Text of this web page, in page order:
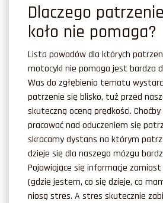
Dlaczego
koło nie pomaga?
Lista powodów dla których
motocykl nie pomaga jest bardzo
Was do zgłębienia tematu
patrzenie się blisko, tuż przed
skuteczną oceną prędkości.
pracować nad oduczeniem się
skracamy dystans na którym
dzieje się dla naszego mózgu
Pojawiające się informacje
(gdzie jestem, co się dzieje, co
niosą stres. A stres skutecznie